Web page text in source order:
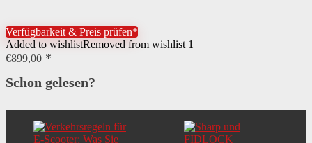
Verfügbarkeit & Preis prüfen*
Added to wishlistRemoved from wishlist 1
€899,00
Schon gelesen?